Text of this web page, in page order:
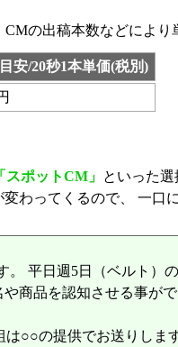
の出稿本数などによ
安/20秒1本単価(税別)
スポットCM」 といった
わってくるので、 一口
平日週5日（ベルト
商品を認知させる事がで
○○の提供でお送りし